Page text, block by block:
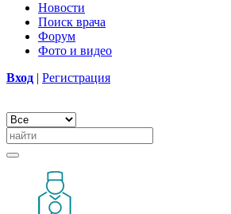
Новости
Поиск врача
Форум
Фото и видео
Вход | Регистрация